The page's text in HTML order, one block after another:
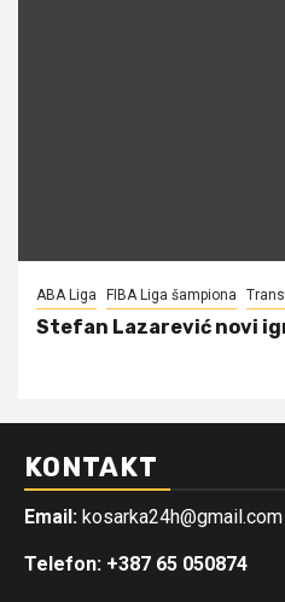
ABA Liga FIBA Liga šampiona
Stefan Lazarević novi
KONTAKT
Email: kosarka24h@gmail.com
Telefon: +387 65 050874